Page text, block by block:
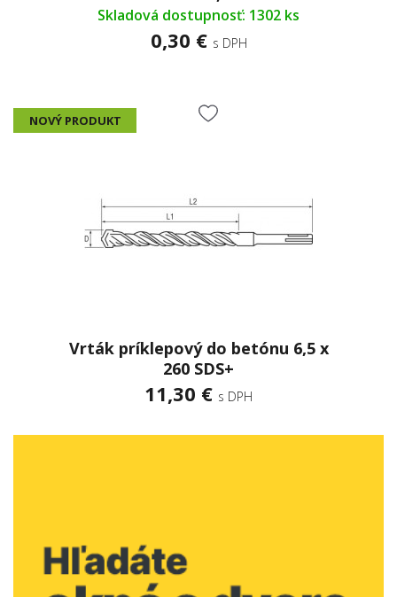
Skladová dostupnosť: 1302 ks
0,30 € s DPH
NOVÝ PRODUKT
Vrták príklepový do betónu 6,5 x
260 SDS+
11,30 € s DPH